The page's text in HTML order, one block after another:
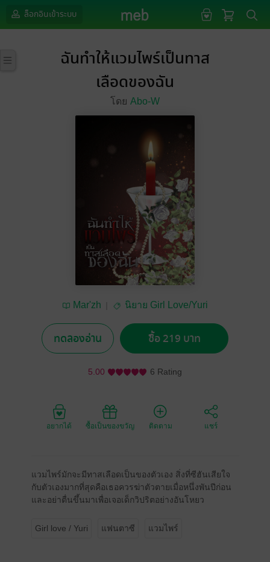
ล็อกอินเข้าระบบ
ฉันทำให้แวมไพร์เป็นทาส
เลือดของฉัน
โดย Abo-W
Mar'zh นิยาย Girl Love/Yuri
ทดลองอ่าน ซื้อ 219 บาท
5.00 6 Rating
อยากได้ ซื้อเป็นของขวัญ ติดตาม แชร์
แวมไพร์มักจะมีทาสเลือดเป็นของตัวเอง สิ่งที่ซีฮันเสียใจ
กับตัวเองมากที่สุดคือเธอควรฆ่าตัวตายเมื่อหนึ่งพันปีก่อน
และอย่าตื่นขึ้นมาเพื่อเจอเด็กวิปริตอย่างอันโหยว
Girl love / Yuri แฟนตาซี แวมไพร์